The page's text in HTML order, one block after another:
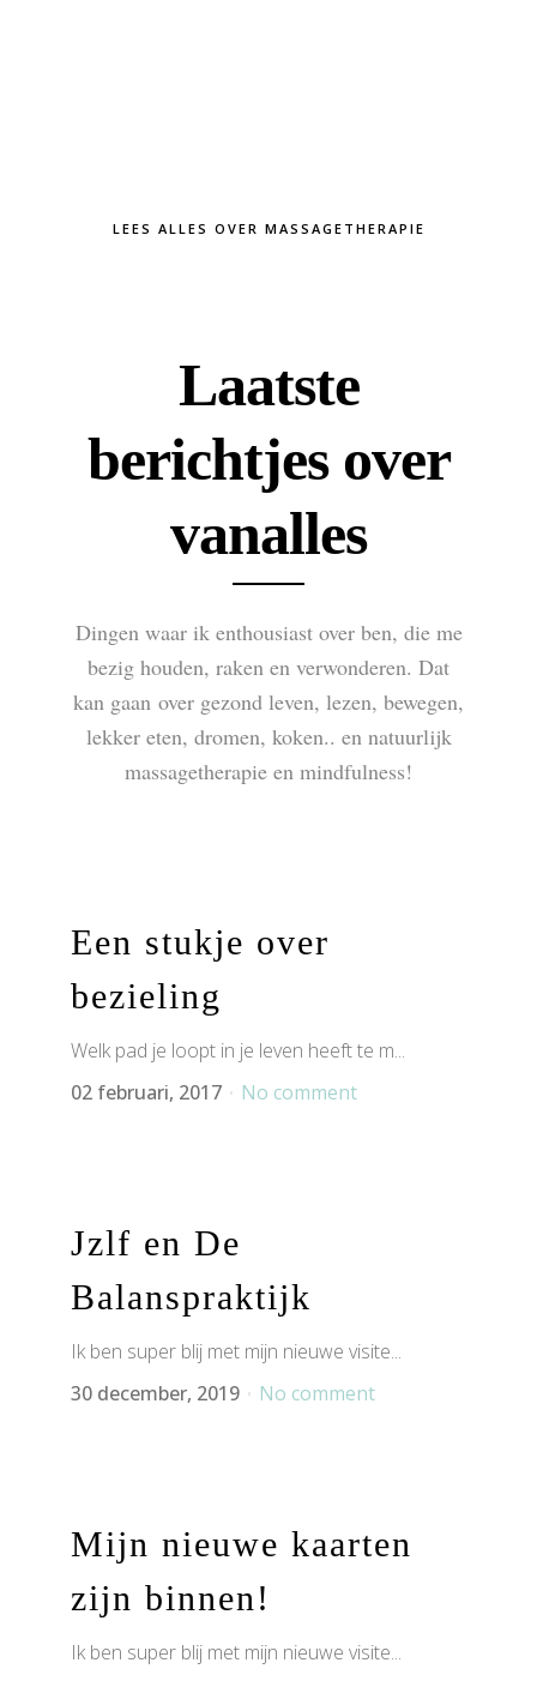
LEES ALLES OVER MASSAGETHERAPIE
Laatste
berichtjes over
vanalles
Dingen waar ik enthousiast over ben, die me
bezig houden, raken en verwonderen. Dat
kan gaan over gezond leven, lezen, bewegen,
lekker eten, dromen, koken.. en natuurlijk
massagetherapie en mindfulness!
Een stukje over
bezieling
Welk pad je loopt in je leven heeft te m...
02 februari, 2017
No comment
Jzlf en De
Balanspraktijk
Ik ben super blij met mijn nieuwe visite...
30 december, 2019
No comment
Mijn nieuwe kaarten
zijn binnen!
Ik ben super blij met mijn nieuwe visite...